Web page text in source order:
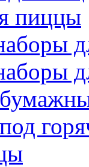
пиццы